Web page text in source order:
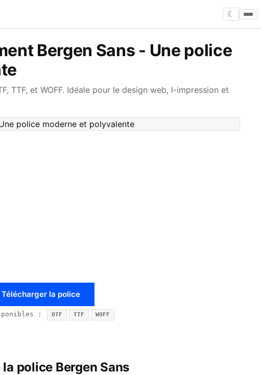
☾
Bergen Sans - Une police
TTF, et WOFF. Idéale pour le design web, l-impression et
Télécharger la police
: OTF TTF WOFF
police Bergen Sans